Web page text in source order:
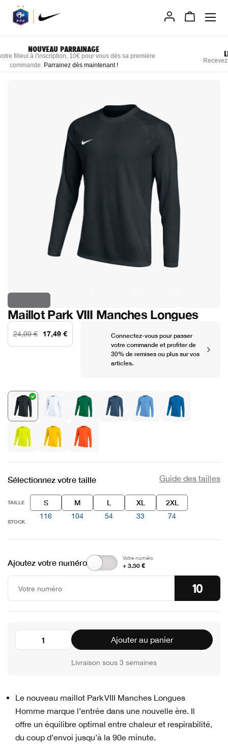
Allez
au
contenu
LIVRAISON RAPIDE DIRECTEMENT CHEZ VOUS
Recevez vos produits personnalisés sous 3 semaines maximum
Maillot Park VIII Manches Longues
17,49 €
24,99 €
Connectez-vous pour passer
votre commande et profiter de
30% de remises ou plus sur vos
articles.
Sélectionnez votre taille Guide des tailles
TAILLE
STOCK
S
116
M
104
L
54
XL
33
2XL
74
Ajoutez votre numéro Votre numéro
+ 3.50 €
Ajouter au panier
Livraison sous 3 semaines
Le nouveau maillot Park VIII Manches Longues
Homme marque l’entrée dans une nouvelle ère. Il
offre un équilibre optimal entre chaleur et respirabilité,
du coup d’envoi jusqu’à la 90e minute.